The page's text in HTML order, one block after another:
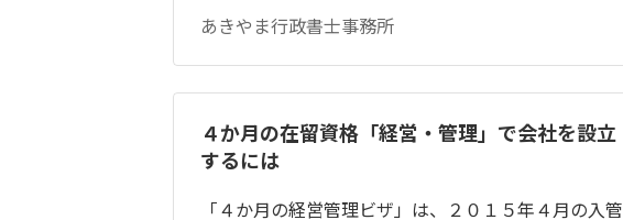
あきやま行政書士事務所
４か月の在留資格「経営・管理」で会社を設立
するには
「４か月の経営管理ビザ」は、２０１５年４月の入管